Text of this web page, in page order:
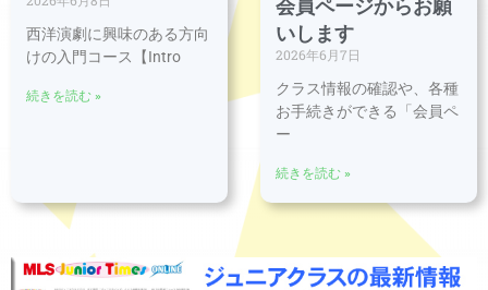
西洋演劇に興味のある方向
けの入門コース【Intro
続きを読む »
会員ページからお願
いします
2026年6月7日
クラス情報の確認や、各種
お手続きができる「会員ペ
ー
続きを読む »